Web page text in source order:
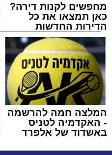
מחפשים לקנות דירה?
כאן תמצאו את כל
הדירות החדשות
למכירה באשדוד >>>
המלצה חמה להרשמה
- האקדמיה לטניס
באשדוד של אלפרד